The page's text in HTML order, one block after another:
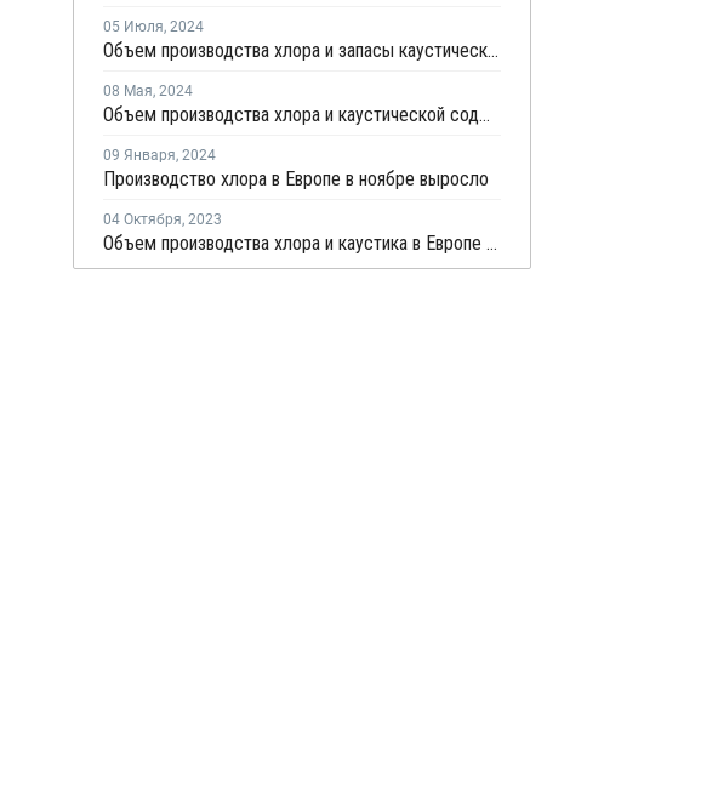
05 Июля, 2024
Объем производства хлора и запасы каустической соды в Европе снизились в мае
08 Мая, 2024
Объем производства хлора и каустической соды в Европе снизились в марте
09 Января, 2024
Производство хлора в Европе в ноябре выросло
04 Октября, 2023
Объем производства хлора и каустика в Европе в августе сократился